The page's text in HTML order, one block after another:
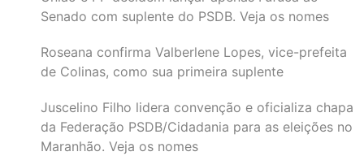
Senado com suplente do PSDB. Veja os nomes
Roseana confirma Valberlene Lopes, vice-prefeita
de Colinas, como sua primeira suplente
Juscelino Filho lidera convenção e oficializa chapa
da Federação PSDB/Cidadania para as eleições no
Maranhão. Veja os nomes